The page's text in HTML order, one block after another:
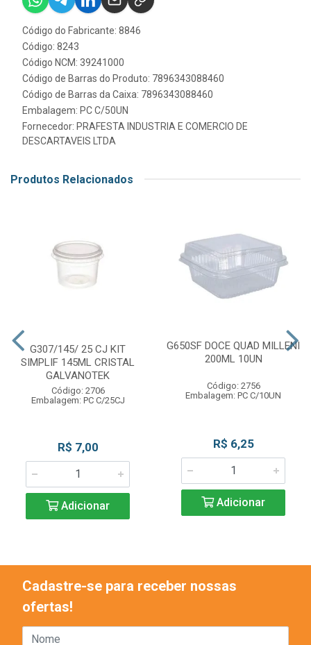
Código do Fabricante: 8846
Código: 8243
Código NCM: 39241000
Código de Barras do Produto: 7896343088460
Código de Barras da Caixa: 7896343088460
Embalagem: PC C/50UN
Fornecedor: PRAFESTA INDUSTRIA E COMERCIO DE
DESCARTAVEIS LTDA
Produtos Relacionados
G307/145/ 25 CJ KIT
SIMPLIF 145ML CRISTAL
GALVANOTEK
Código: 2706
Embalagem: PC C/25CJ
R$ 7,00
Adicionar
G650SF DOCE QUAD MILLENI
200ML 10UN
Código: 2756
Embalagem: PC C/10UN
R$ 6,25
Adicionar
Cadastre-se para receber nossas
ofertas!